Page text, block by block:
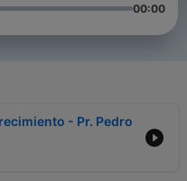
00:00
- Pr. Pedro